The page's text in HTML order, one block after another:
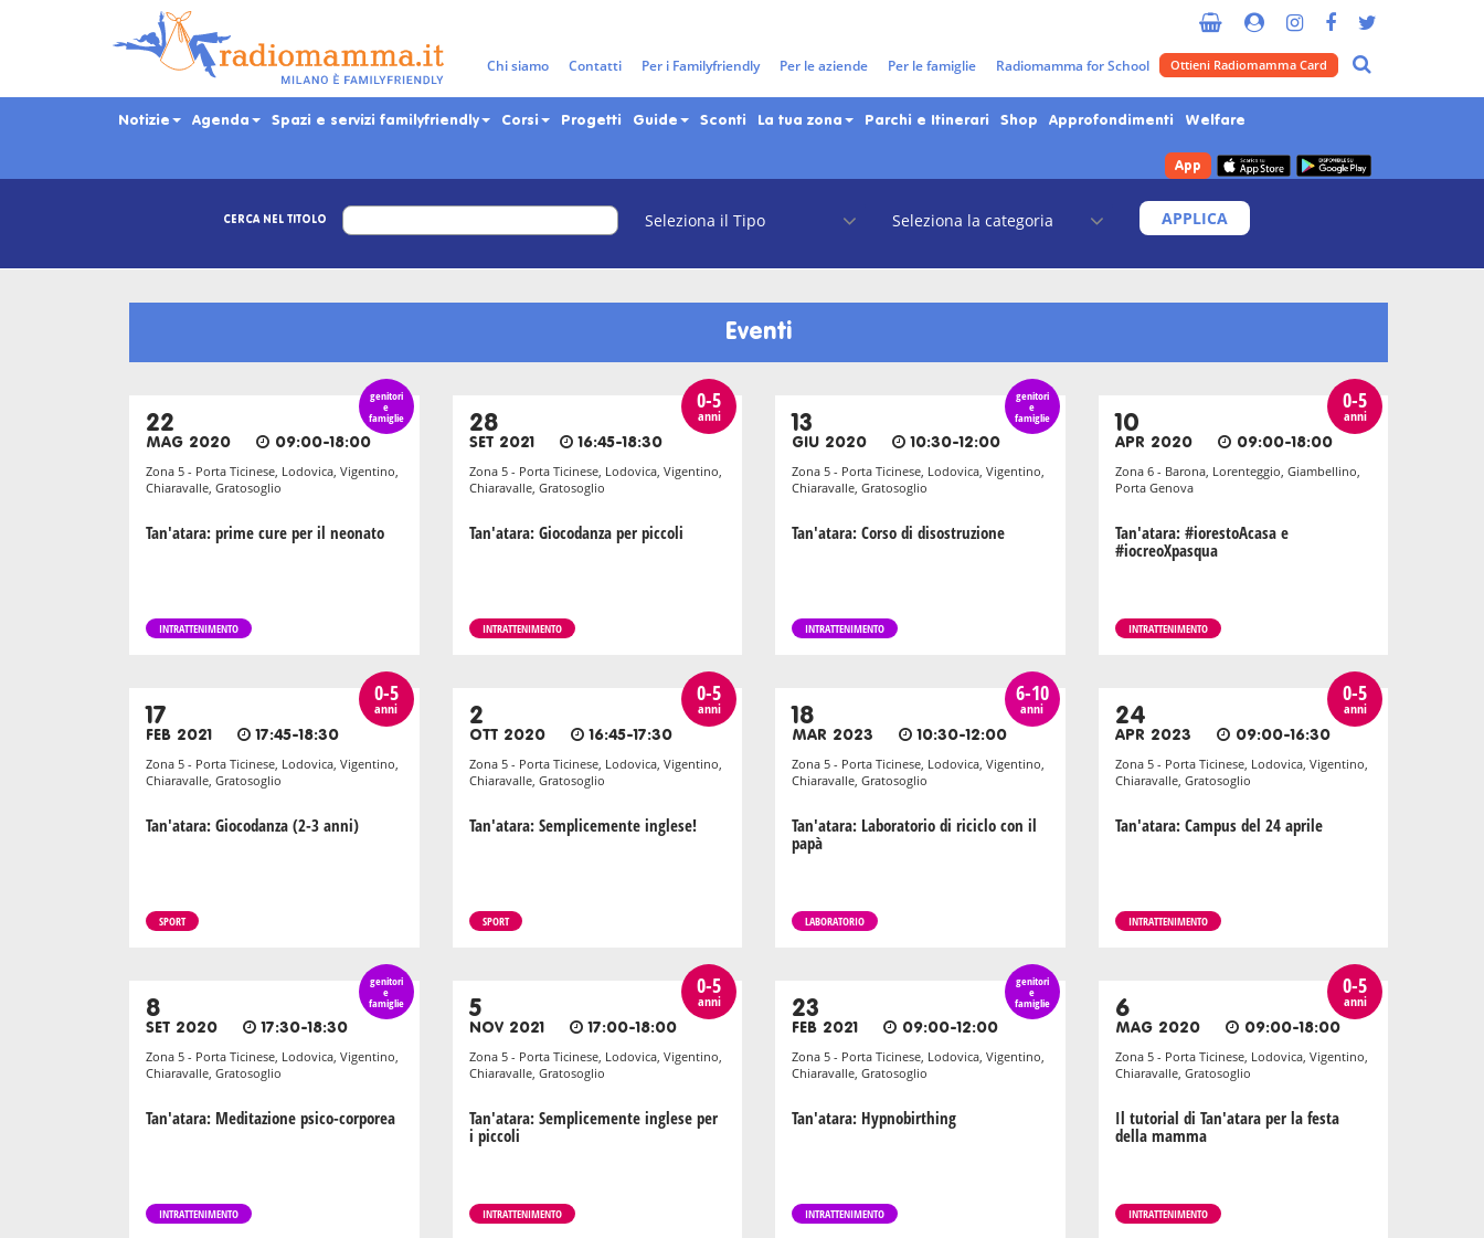
Chi siamo Contatti Per i Familyfriendly Per le aziende Per le famiglie Radiomamma for School Ottieni Radiomamma Card
Notizie Agenda Spazi e servizi familyfriendly Corsi Progetti Guide Sconti La tua zona Parchi e Itinerari Shop Approfondimenti Welfare
App
Tag: Tan&#039;atara Spazio Cuccioli
CERCA NEL TITOLO APPLICA
Eventi
genitori
e
famiglie
22
MAG 2020 09:00-18:00
Zona 5 - Porta Ticinese, Lodovica, Vigentino,
Chiaravalle, Gratosoglio
Tan'atara: prime cure per il neonato
INTRATTENIMENTO
0-5
anni
28
SET 2021 16:45-18:30
Zona 5 - Porta Ticinese, Lodovica, Vigentino,
Chiaravalle, Gratosoglio
Tan'atara: Giocodanza per piccoli
INTRATTENIMENTO
genitori
e
famiglie
13
GIU 2020 10:30-12:00
Zona 5 - Porta Ticinese, Lodovica, Vigentino,
Chiaravalle, Gratosoglio
Tan'atara: Corso di disostruzione
INTRATTENIMENTO
0-5
anni
10
APR 2020 09:00-18:00
Zona 6 - Barona, Lorenteggio, Giambellino,
Porta Genova
Tan'atara: #iorestoAcasa e
#iocreoXpasqua
INTRATTENIMENTO
0-5
anni
17
FEB 2021 17:45-18:30
Zona 5 - Porta Ticinese, Lodovica, Vigentino,
Chiaravalle, Gratosoglio
Tan'atara: Giocodanza (2-3 anni)
SPORT
0-5
anni
2
OTT 2020 16:45-17:30
Zona 5 - Porta Ticinese, Lodovica, Vigentino,
Chiaravalle, Gratosoglio
Tan'atara: Semplicemente inglese!
SPORT
6-10
anni
18
MAR 2023 10:30-12:00
Zona 5 - Porta Ticinese, Lodovica, Vigentino,
Chiaravalle, Gratosoglio
Tan'atara: Laboratorio di riciclo con il
papà
LABORATORIO
0-5
anni
24
APR 2023 09:00-16:30
Zona 5 - Porta Ticinese, Lodovica, Vigentino,
Chiaravalle, Gratosoglio
Tan'atara: Campus del 24 aprile
INTRATTENIMENTO
genitori
e
famiglie
8
SET 2020 17:30-18:30
Zona 5 - Porta Ticinese, Lodovica, Vigentino,
Chiaravalle, Gratosoglio
Tan'atara: Meditazione psico-corporea
INTRATTENIMENTO
0-5
anni
5
NOV 2021 17:00-18:00
Zona 5 - Porta Ticinese, Lodovica, Vigentino,
Chiaravalle, Gratosoglio
Tan'atara: Semplicemente inglese per
i piccoli
INTRATTENIMENTO
genitori
e
famiglie
23
FEB 2021 09:00-12:00
Zona 5 - Porta Ticinese, Lodovica, Vigentino,
Chiaravalle, Gratosoglio
Tan'atara: Hypnobirthing
INTRATTENIMENTO
0-5
anni
6
MAG 2020 09:00-18:00
Zona 5 - Porta Ticinese, Lodovica, Vigentino,
Chiaravalle, Gratosoglio
Il tutorial di Tan'atara per la festa
della mamma
INTRATTENIMENTO